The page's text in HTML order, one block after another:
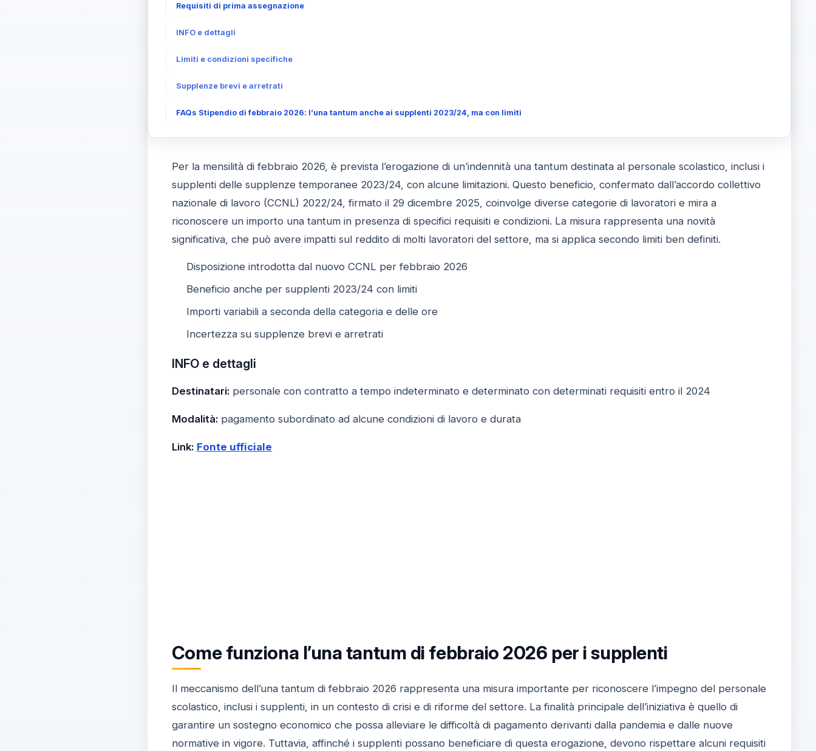
Requisiti di prima assegnazione
INFO e dettagli
Limiti e condizioni specifiche
Supplenze brevi e arretrati
FAQs Stipendio di febbraio 2026: l’una tantum anche ai supplenti 2023/24, ma con limiti
Per la mensilità di febbraio 2026, è prevista l’erogazione di un’indennità una tantum destinata al personale scolastico, inclusi i
supplenti delle supplenze temporanee 2023/24, con alcune limitazioni. Questo beneficio, confermato dall’accordo collettivo
nazionale di lavoro (CCNL) 2022/24, firmato il 29 dicembre 2025, coinvolge diverse categorie di lavoratori e mira a
riconoscere un importo una tantum in presenza di specifici requisiti e condizioni. La misura rappresenta una novità
significativa, che può avere impatti sul reddito di molti lavoratori del settore, ma si applica secondo limiti ben definiti.
Disposizione introdotta dal nuovo CCNL per febbraio 2026
Beneficio anche per supplenti 2023/24 con limiti
Importi variabili a seconda della categoria e delle ore
Incertezza su supplenze brevi e arretrati
INFO e dettagli
Destinatari:personale con contratto a tempo indeterminato e determinato con determinati requisiti entro il 2024
Modalità:pagamento subordinato ad alcune condizioni di lavoro e durata
Link: Fonte ufficiale
Come funziona l’una tantum di febbraio 2026 per i supplenti
Il meccanismo dell’una tantum di febbraio 2026 rappresenta una misura importante per riconoscere l’impegno del personale
scolastico, inclusi i supplenti, in un contesto di crisi e di riforme del settore. La finalità principale dell’iniziativa è quello di
garantire un sostegno economico che possa alleviare le difficoltà di pagamento derivanti dalla pandemia e dalle nuove
normative in vigore. Tuttavia, affinché i supplenti possano beneficiare di questa erogazione, devono rispettare alcuni requisiti